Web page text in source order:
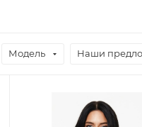
Модель Наши